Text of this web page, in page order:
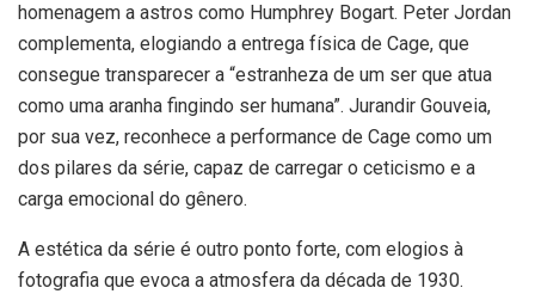
homenagem a astros como Humphrey Bogart. Peter Jordan
complementa, elogiando a entrega física de Cage, que
consegue transparecer a “estranheza de um ser que atua
como uma aranha fingindo ser humana”. Jurandir Gouveia,
por sua vez, reconhece a performance de Cage como um
dos pilares da série, capaz de carregar o ceticismo e a
carga emocional do gênero.
A estética da série é outro ponto forte, com elogios à
fotografia que evoca a atmosfera da década de 1930.